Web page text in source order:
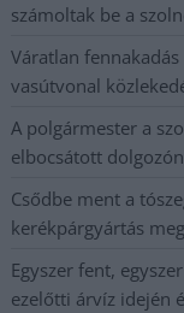
számoltak be a
Váratlan
vasútvonal
A polgármester a
elbocsátott
Csődbe ment a
kerékpárgyártás
Egyszer fent,
ezelőtti árvíz idején